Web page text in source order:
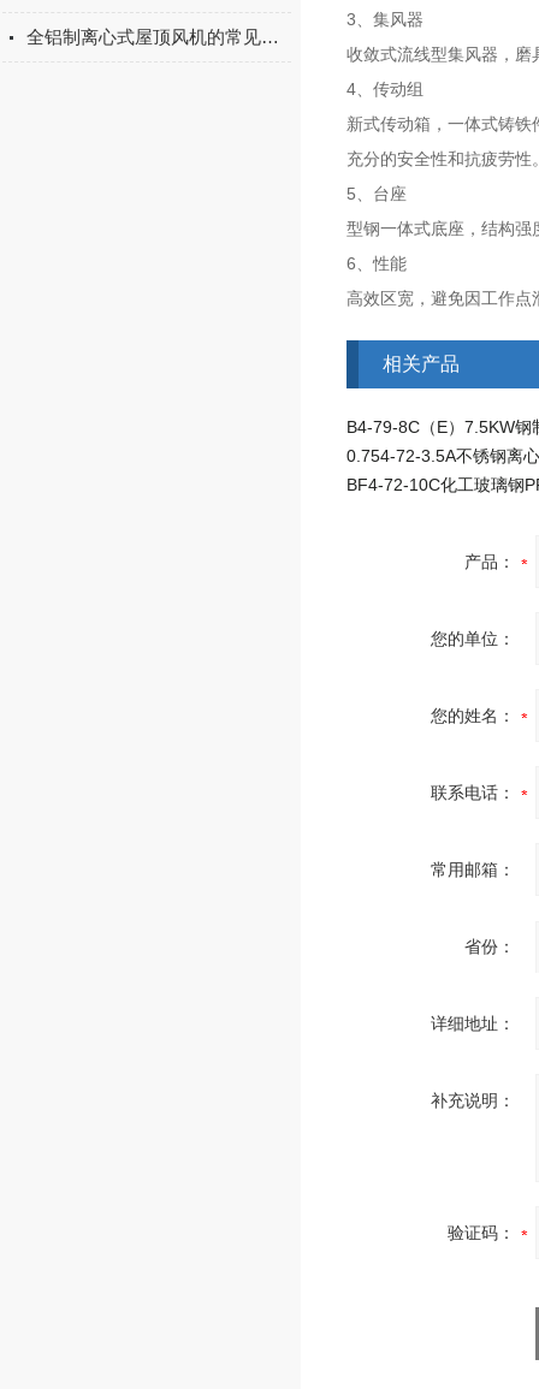
全铝制离心式屋顶风机的常见问题
3、集风器
收敛式流线型集风器，磨
4、传动组
新式传动箱，一体式铸
充分的安全性和抗疲劳
5、台座
型钢一体式底座，结构强
6、性能
高效区宽，避免因工作
相关产品
0.754-72-3.5A不锈钢离
产品：
您的单位：
您的姓名：
联系电话：
常用邮箱：
省份：
详细地址：
补充说明：
验证码：